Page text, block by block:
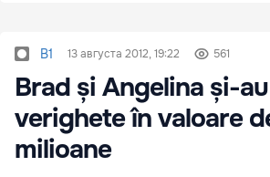
B1 13 августа 2012, 19:22 561
Brad și Angelina și-
verighete în valoare
milioane